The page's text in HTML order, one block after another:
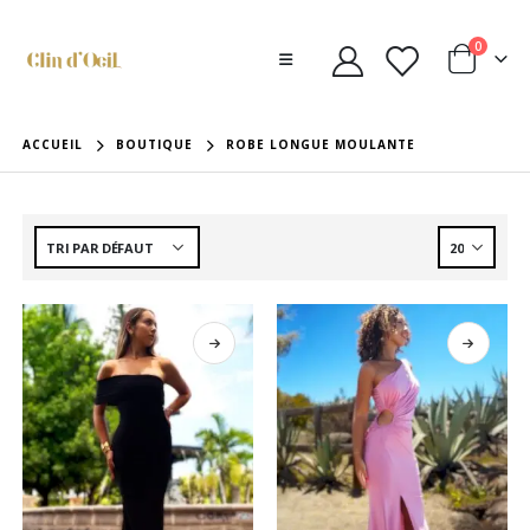
0
ACCUEIL BOUTIQUE ROBE LONGUE MOULANTE